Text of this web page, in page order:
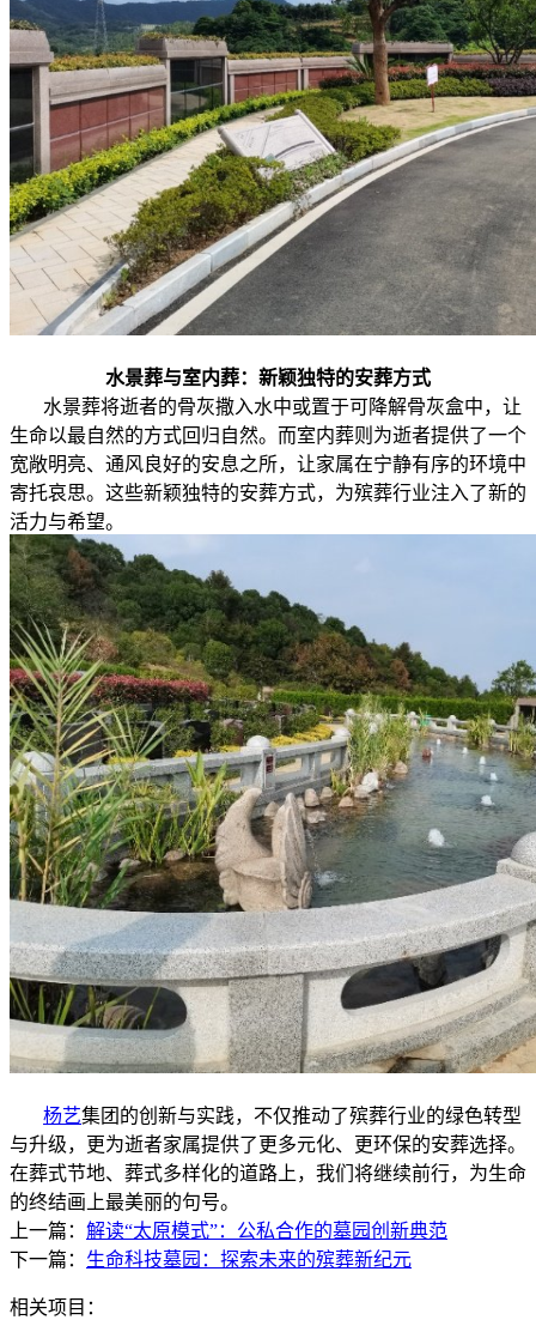
水景葬与室内葬：新颖独特的安葬方式
水景葬将逝者的骨灰撒入水中或置于可降解骨灰盒中，让
生命以最自然的方式回归自然。而室内葬则为逝者提供了一个
宽敞明亮、通风良好的安息之所，让家属在宁静有序的环境中
寄托哀思。这些新颖独特的安葬方式，为殡葬行业注入了新的
活力与希望。
杨艺集团的创新与实践，不仅推动了殡葬行业的绿色转型
与升级，更为逝者家属提供了更多元化、更环保的安葬选择。
在葬式节地、葬式多样化的道路上，我们将继续前行，为生命
的终结画上最美丽的句号。
上一篇： 解读“太原模式”：公私合作的墓园创新典范
下一篇： 生命科技墓园：探索未来的殡葬新纪元
相关项目：